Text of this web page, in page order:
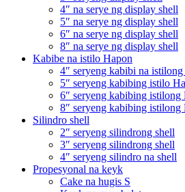
4″ na serye ng display shell
5″ na serye ng display shell
6″ na serye ng display shell
8″ na serye ng display shell
Kabibe na istilo Hapon
4″ seryeng kabibi na
5″ seryeng kabibing istilo
6″ seryeng kabibing istilong
8″ seryeng kabibing istilong
Silindro shell
2″ seryeng silindrong shell
3″ seryeng silindrong shell
4″ seryeng silindro na shell
Propesyonal na keyk
Cake na hugis S